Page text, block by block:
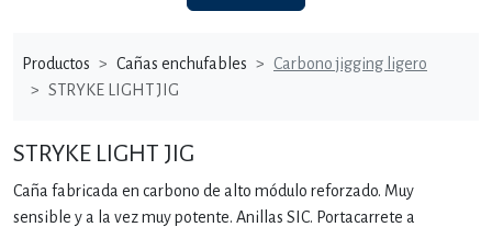
Productos Cañas enchufables
Carbono jigging ligero
STRYKE LIGHT JIG
STRYKE LIGHT JIG
Caña fabricada en carbono de alto módulo reforzado. Muy
sensible y a la vez muy potente. Anillas SIC. Portacarrete a